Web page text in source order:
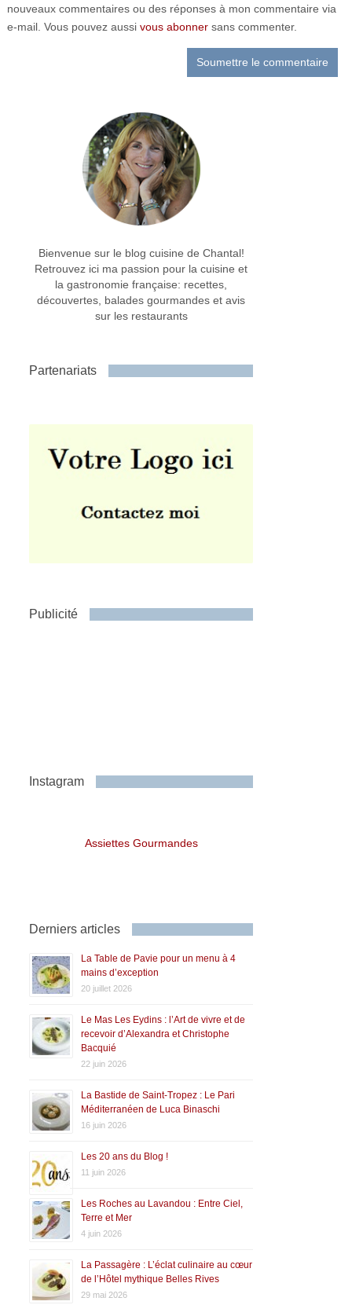
nouveaux commentaires ou des réponses à mon commentaire via
e-mail. Vous pouvez aussi vous abonnersans commenter.
Bienvenue sur le blog cuisine de Chantal!
Retrouvez ici ma passion pour la cuisine et
la gastronomie française: recettes,
découvertes, balades gourmandes et avis
sur les restaurants
Partenariats
Publicité
Instagram
Assiettes Gourmandes
Derniers articles
La Table de Pavie pour un menu à 4
mains d’exception
20 juillet 2026
Le Mas Les Eydins : l’Art de vivre et de
recevoir d’Alexandra et Christophe
Bacquié
22 juin 2026
La Bastide de Saint-Tropez : Le Pari
Méditerranéen de Luca Binaschi
16 juin 2026
Les 20 ans du Blog !
11 juin 2026
Les Roches au Lavandou : Entre Ciel,
Terre et Mer
4 juin 2026
La Passagère : L’éclat culinaire au cœur
de l’Hôtel mythique Belles Rives
29 mai 2026